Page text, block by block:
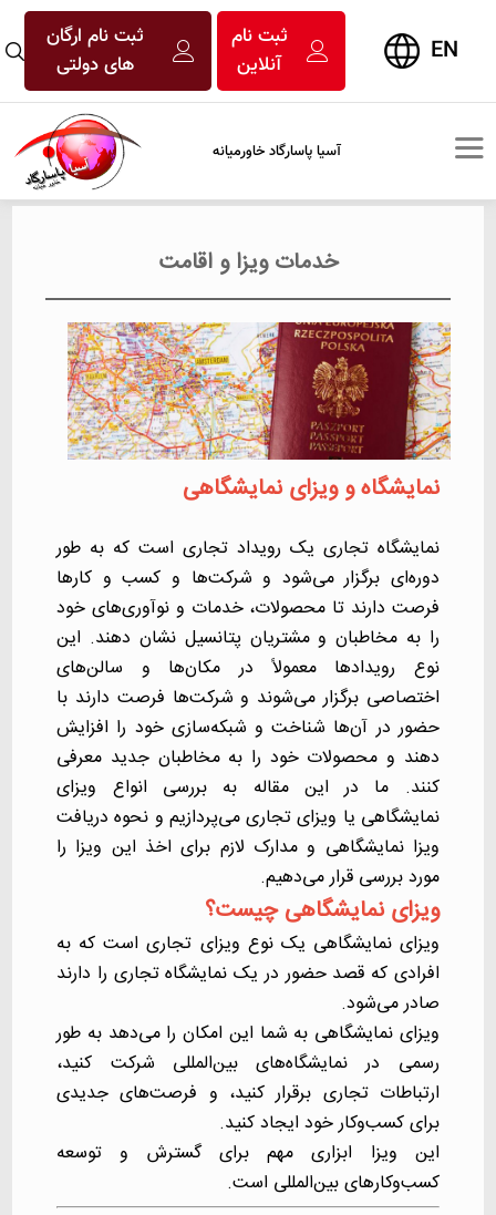
EN
ثبت نام
آنلاین
ثبت نام ارگان
های دولتی
آسیا پاسارگاد خاورمیانه
خدمات ویزا و اقامت
نمایشگاه و ویزای نمایشگاهی
نمایشگاه تجاری یک رویداد تجاری است که به طور
دوره‌ای برگزار می‌شود و شرکت‌ها و کسب و کارها
فرصت دارند تا محصولات، خدمات و نوآوری‌های خود
را به مخاطبان و مشتریان پتانسیل نشان دهند. این
نوع رویدادها معمولاً در مکان‌ها و سالن‌های
اختصاصی برگزار می‌شوند و شرکت‌ها فرصت دارند با
حضور در آن‌ها شناخت و شبکه‌سازی خود را افزایش
دهند و محصولات خود را به مخاطبان جدید معرفی
کنند. ما در این مقاله به بررسی انواع ویزای
نمایشگاهی یا ویزای تجاری می‌پردازیم و نحوه دریافت
ویزا نمایشگاهی و مدارک لازم برای اخذ این ویزا را
مورد بررسی قرار می‌دهیم.
ویزای نمایشگاهی چیست؟
ویزای نمایشگاهی یک نوع ویزای تجاری است که به
افرادی که قصد حضور در یک نمایشگاه تجاری را دارند
صادر می‌شود.
ویزای نمایشگاهی به شما این امکان را می‌دهد به طور
رسمی در نمایشگاه‌های بین‌المللی شرکت کنید،
ارتباطات تجاری برقرار کنید، و فرصت‌های جدیدی
برای کسب‌وکار خود ایجاد کنید.
این ویزا ابزاری مهم برای گسترش و توسعه
کسب‌وکارهای بین‌المللی است.